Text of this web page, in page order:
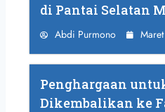
di Pantai Selatan
Abdi Purmono
Penghargaan
Dikembalikan ke